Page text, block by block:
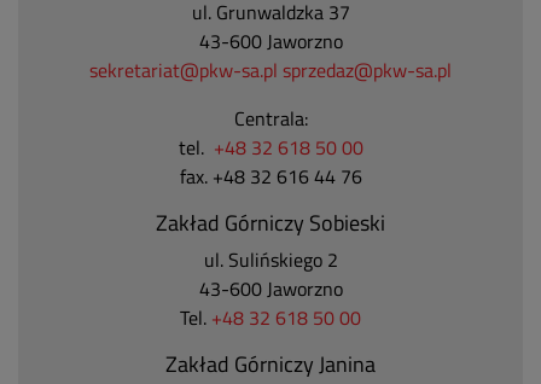
ul. Grunwaldzka 37
43-600 Jaworzno
sekretariat@pkw-sa.pl sprzedaz@pkw-sa.pl
Centrala:
tel. +48 32 618 50 00
fax. +48 32 616 44 76
Zakład Górniczy Sobieski
ul. Sulińskiego 2
43-600 Jaworzno
Tel. +48 32 618 50 00
Zakład Górniczy Janina